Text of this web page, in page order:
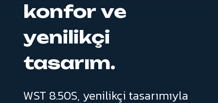
konfor ve
yenilikçi
tasarım.
WST 8.50S, yenilikçi tasarımıyla